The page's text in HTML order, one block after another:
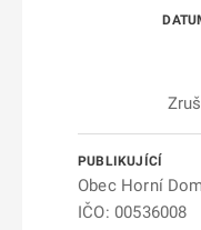
Obec Horní
IČO: 00536008